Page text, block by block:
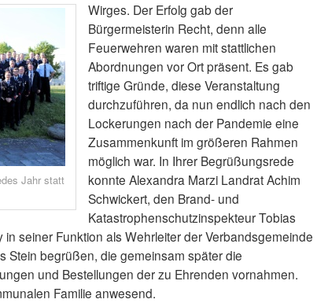
Jahr statt
Wirges. Der Erfolg gab der
Bürgermeisterin Recht, denn alle
Feuerwehren waren mit stattlichen
Abordnungen vor Ort präsent. Es gab
triftige Gründe, diese Veranstaltung
durchzuführen, da nun endlich nach den
Lockerungen nach der Pandemie eine
Zusammenkunft im größeren Rahmen
möglich war. In Ihrer Begrüßungsrede
konnte Alexandra Marzi Landrat Achim
Schwickert, den Brand- und
Katastrophenschutzinspekteur Tobias
seiner Funktion als Wehrleiter der Verbandsgemeinde
Stein begrüßen, die gemeinsam später die
und Bestellungen der zu Ehrenden vornahmen.
Familie anwesend.